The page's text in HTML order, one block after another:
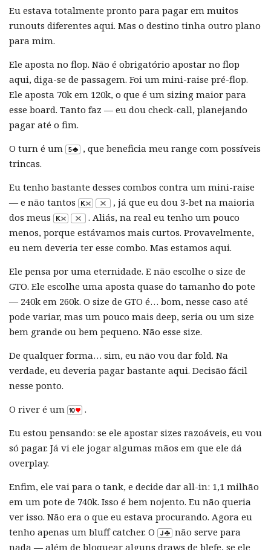
Eu estava totalmente pronto para pagar em muitos
runouts diferentes aqui. Mas o destino tinha outro plano
para mim.
Ele aposta no flop. Não é obrigatório apostar no flop
aqui, diga-se de passagem. Foi um mini-raise pré-flop.
Ele aposta 70k em 120k, o que é um sizing maior para
esse board. Tanto faz — eu dou check-call, planejando
pagar até o fim.
O turn é um
, que beneficia meu range com possíveis
trincas.
Eu tenho bastante desses combos contra um mini-raise
— e não tantos
, já que eu dou 3-bet na maioria
dos meus
. Aliás, na real eu tenho um pouco
menos, porque estávamos mais curtos. Provavelmente,
eu nem deveria ter esse combo. Mas estamos aqui.
Ele pensa por uma eternidade. E não escolhe o size de
GTO. Ele escolhe uma aposta quase do tamanho do pote
— 240k em 260k. O size de GTO é… bom, nesse caso até
pode variar, mas um pouco mais deep, seria ou um size
bem grande ou bem pequeno. Não esse size.
De qualquer forma… sim, eu não vou dar fold. Na
verdade, eu deveria pagar bastante aqui. Decisão fácil
nesse ponto.
O river é um
.
Eu estou pensando: se ele apostar sizes razoáveis, eu vou
só pagar. Já vi ele jogar algumas mãos em que ele dá
overplay.
Enfim, ele vai para o tank, e decide dar all-in: 1,1 milhão
em um pote de 740k. Isso é bem nojento. Eu não queria
ver isso. Não era o que eu estava procurando. Agora eu
tenho apenas um bluff catcher. O
não serve para
nada — além de bloquear alguns draws de blefe, se ele